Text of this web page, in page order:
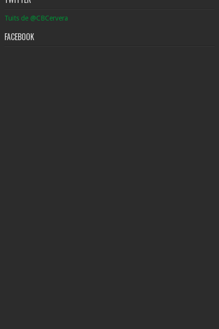
Tuits de @CBCervera
FACEBOOK